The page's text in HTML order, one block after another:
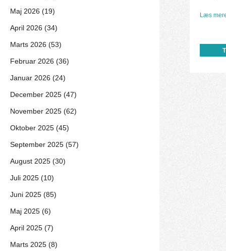
Læs
Maj 2026 (19)
April 2026 (34)
Marts 2026 (53)
Februar 2026 (36)
Januar 2026 (24)
December 2025 (47)
November 2025 (62)
Oktober 2025 (45)
September 2025 (57)
August 2025 (30)
Juli 2025 (10)
Juni 2025 (85)
Maj 2025 (6)
April 2025 (7)
Marts 2025 (8)